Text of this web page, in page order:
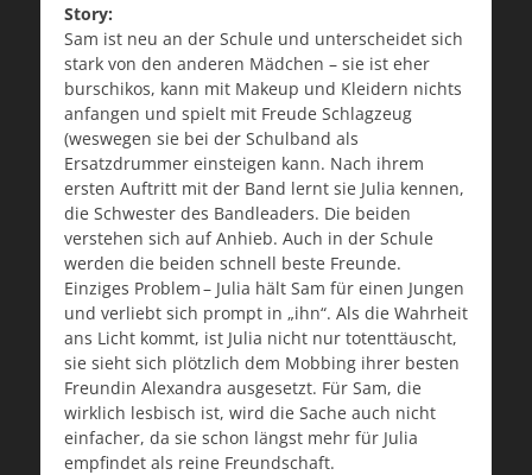
Story:
Sam ist neu an der Schule und unterscheidet sich
stark von den anderen Mädchen – sie ist eher
burschikos, kann mit Makeup und Kleidern nichts
anfangen und spielt mit Freude Schlagzeug
(weswegen sie bei der Schulband als
Ersatzdrummer einsteigen kann. Nach ihrem
ersten Auftritt mit der Band lernt sie Julia kennen,
die Schwester des Bandleaders. Die beiden
verstehen sich auf Anhieb. Auch in der Schule
werden die beiden schnell beste Freunde.
Einziges Problem – Julia hält Sam für einen Jungen
und verliebt sich prompt in „ihn“. Als die Wahrheit
ans Licht kommt, ist Julia nicht nur totenttäuscht,
sie sieht sich plötzlich dem Mobbing ihrer besten
Freundin Alexandra ausgesetzt. Für Sam, die
wirklich lesbisch ist, wird die Sache auch nicht
einfacher, da sie schon längst mehr für Julia
empfindet als reine Freundschaft.